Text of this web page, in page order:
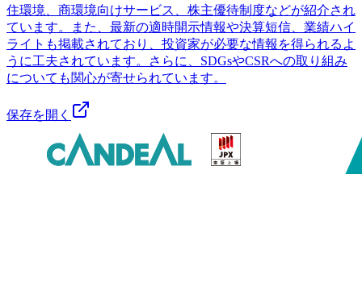
住環境、商環境向けサービス、株主優待制度などが紹介され
ています。また、最新の適時開示情報や決算短信、業績ハイ
ライトも掲載されており、投資家が必要な情報を得られるよ
うに工夫されています。さらに、SDGsやCSRへの取り組み
についても関心が寄せられています。
保存を開く